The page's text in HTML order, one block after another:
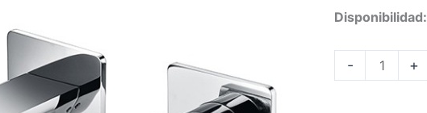
Disponibilidad:
- +